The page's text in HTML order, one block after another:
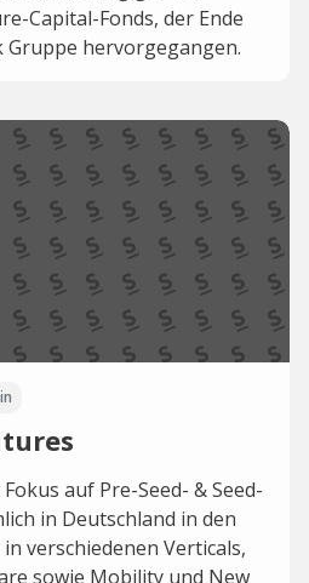
Capital-Fonds, der Ende
Gruppe hervorgegangen.
auf Pre-Seed- & Seed-
in Deutschland in den
verschiedenen Verticals,
sowie Mobility und New